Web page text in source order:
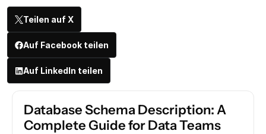
Teilen auf X
Auf Facebook teilen
Auf LinkedIn teilen
Database Schema Description: A
Complete Guide for Data Teams